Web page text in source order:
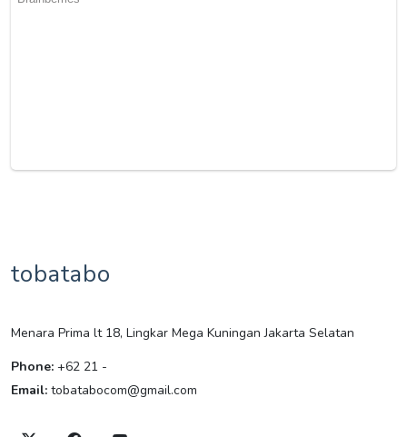
tobatabo
Menara Prima lt 18, Lingkar Mega Kuningan Jakarta Selatan
Phone: +62 21 -
Email: tobatabocom@gmail.com